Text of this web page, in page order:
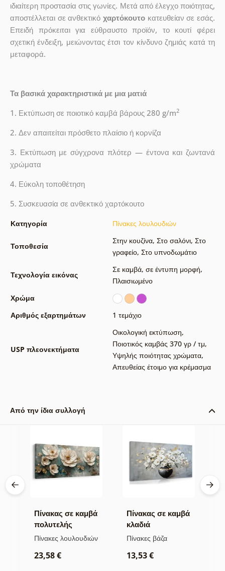
ιδιαίτερη προστασία στις γωνίες. Μετά από έλεγχο ποιότητας,
αποστέλλεται σε ανθεκτικό χαρτόκουτο κατευθείαν σε εσάς.
Επειδή πρόκειται για εύθραυστο προϊόν, το κουτί φέρει
σχετική ένδειξη, μειώνοντας έτσι τον κίνδυνο ζημιάς κατά τη
μεταφορά.
Τα βασικά χαρακτηριστικά με μια ματιά
1. Εκτύπωση σε ποιοτικό καμβά βάρους 280 g/m2
2. Δεν απαιτείται πρόσθετο πλαίσιο ή κορνίζα
3. Εκτύπωση με σύγχρονα πλότερ — έντονα και ζωντανά
χρώματα
4. Εύκολη τοποθέτηση
5. Συσκευασία σε ανθεκτικό χαρτόκουτο
Κατηγορία Πίνακες λουλουδιών
Τοποθεσία
Στην κουζίνα, Στο σαλόνι, Στο
γραφείο, Στο υπνοδωμάτιο
Τεχνολογία εικόνας
Σε καμβά, σε έντυπη μορφή,
Πλαισιωμένο
Χρώμα
Αριθμός εξαρτημάτων
1 τεμάχιο
USP πλεονεκτήματα
Οικολογική εκτύπωση,
Ποιοτικός καμβάς 370 γρ / τμ,
Υψηλής ποιότητας χρώματα,
Απευθείας έτοιμο για κρέμασμα
Από την ίδια συλλογή
Πίνακας σε καμβά
πολυτελής
λουλουδάτη
Πίνακες λουλουδιών
23,58 €
Πίνακας σε καμβά
κλαδιά
λουλουδιών σε
Πίνακες βάζα
13,53 €